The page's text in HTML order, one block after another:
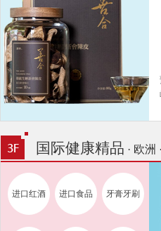
国际健康精品 · 欧洲
进口红酒 进口食品 牙膏牙刷